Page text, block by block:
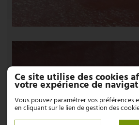
Ce site utilise des cookies
votre expérience de
Vous pouvez paramétrer vos préférences
en cliquant sur le lien de gestion des